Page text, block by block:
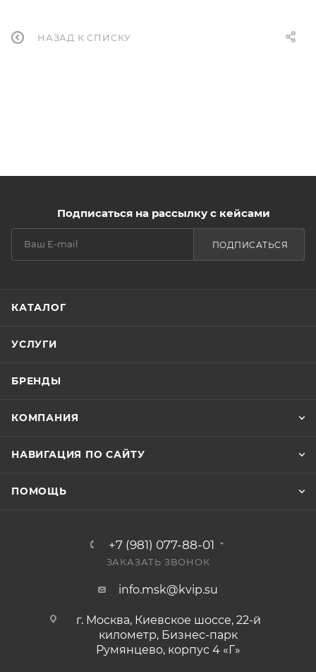
НАЗАД К СПИСКУ
Подписаться на рассылку с кейсами
ПОДПИСАТЬСЯ
КАТАЛОГ
УСЛУГИ
БРЕНДЫ
КОМПАНИЯ
НАВИГАЦИЯ ПО САЙТУ
ПОМОЩЬ
+7 (981) 077-88-01
ЗАКАЗАТЬ ЗВОНОК
info.msk@kvip.su
г. Москва, Киевское шоссе, 22-й
километр, Бизнес-парк
Румянцево, корпус 4 «Г»